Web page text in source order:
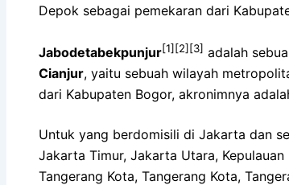
Depok sebagai pemekaran dari
Jabodetabekpunjur[1] [2] [3] adalah
Cianjur, yaitu sebuah wilayah
dari Kabupaten Bogor, akronimnya
Untuk yang berdomisili di Jakarta dan
Jakarta Timur, Jakarta Utara,
Tangerang Kota, Tangerang Kota,